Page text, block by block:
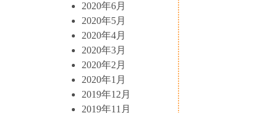
2020年6月
2020年5月
2020年4月
2020年3月
2020年2月
2020年1月
2019年12月
2019年11月